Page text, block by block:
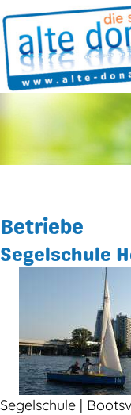
Betriebe
Segelschule
Segelschule |